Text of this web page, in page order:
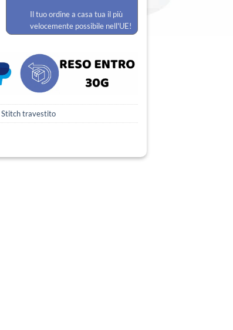
Il tuo ordine a casa tua il più
velocemente possibile nell'UE!
Stitch travestito